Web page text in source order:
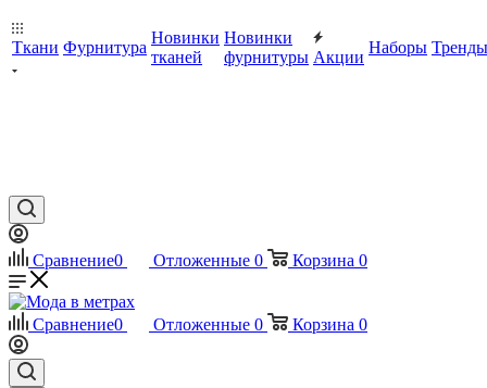
Ткани Фурнитура
Новинки
тканей
Новинки
фурнитуры Акции
Наборы Тренды
Сравнение0 Отложенные 0 Корзина 0
Сравнение0 Отложенные 0 Корзина 0